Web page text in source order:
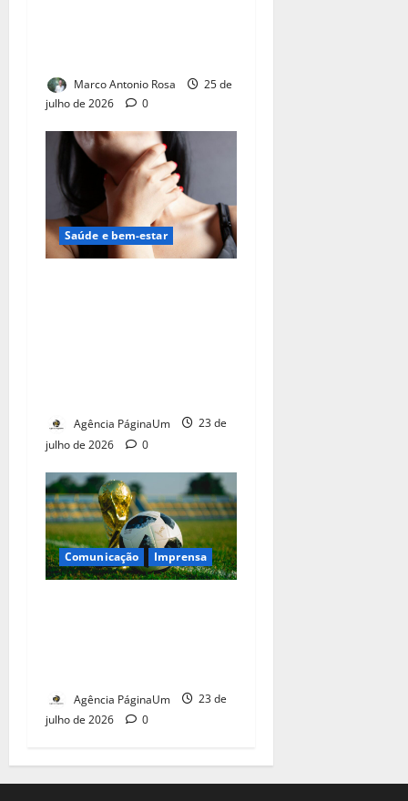
Marco Antonio Rosa
25 de
julho de 2026
0
Saúde e bem-estar
Agência PáginaUm
23 de
julho de 2026
0
Comunicação Imprensa
Agência PáginaUm
23 de
julho de 2026
0